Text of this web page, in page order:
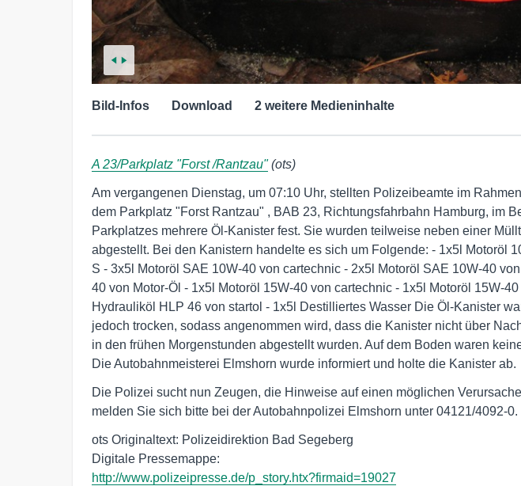
Bild-Infos Download 2 weitere Medieninhalte
A 23/Parkplatz "Forst /Rantzau"(ots)
Am vergangenen Dienstag, um 07:10 Uhr, stellten Polizeibeamte im
dem Parkplatz "Forst Rantzau" , BAB 23, Richtungsfahrbahn Hamburg, im
Parkplatzes mehrere Öl-Kanister fest. Sie wurden teilweise neben einer
abgestellt. Bei den Kanistern handelte es sich um Folgende: - 1x5l Motoröl
S - 3x5l Motoröl SAE 10W-40 von cartechnic - 2x5l Motoröl SAE 10W-40
40 von Motor-Öl - 1x5l Motoröl 15W-40 von cartechnic - 1x5l Motoröl 15W-40
Hydrauliköl HLP 46 von startol - 1x5l Destilliertes Wasser Die Öl-Kanister
jedoch trocken, sodass angenommen wird, dass die Kanister nicht über
in den frühen Morgenstunden abgestellt wurden. Auf dem Boden waren
Die Autobahnmeisterei Elmshorn wurde informiert und holte die Kanister ab.
Die Polizei sucht nun Zeugen, die Hinweise auf einen möglichen
melden Sie sich bitte bei der Autobahnpolizei Elmshorn unter 04121/4092-0.
ots Originaltext: Polizeidirektion Bad Segeberg
http://www.polizeipresse.de/p_story.htx?firmaid=19027